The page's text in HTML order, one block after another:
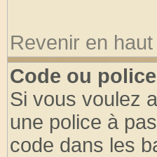
Revenir en haut
Code ou
Si vous voulez
une police à
code dans les